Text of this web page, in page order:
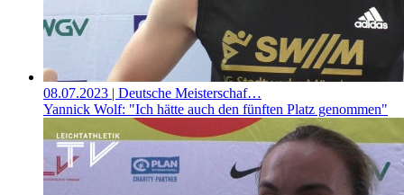
08.07.2023 | Deutsche Meisterschaf…
Yannick Wolf: "Ich hätte auch den fünften Platz genommen"